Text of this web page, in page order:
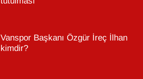
Vanspor Başkanı Özgür İreç İlhan
kimdir?